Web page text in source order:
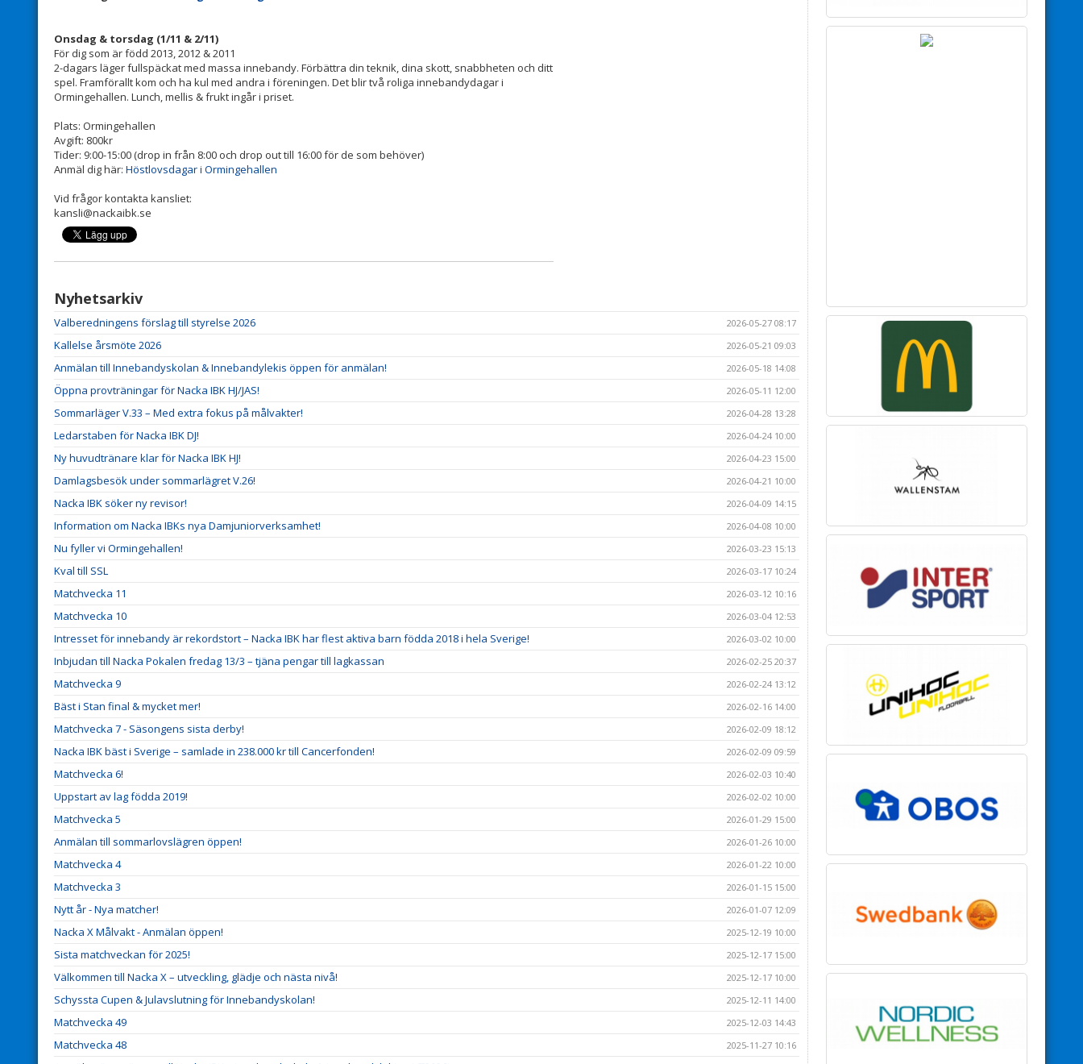
Onsdag & torsdag (1/11 & 2/11)
För dig som är född 2013, 2012 & 2011
2-dagars läger fullspäckat med massa innebandy. Förbättra din teknik, dina skott, snabbheten och ditt
spel. Framförallt kom och ha kul med andra i föreningen. Det blir två roliga innebandydagar i
Ormingehallen. Lunch, mellis & frukt ingår i priset.
Plats: Ormingehallen
Avgift: 800kr
Tider: 9:00-15:00 (drop in från 8:00 och drop out till 16:00 för de som behöver)
Anmäl dig här: Höstlovsdagar i Ormingehallen
Vid frågor kontakta kansliet:
kansli@nackaibk.se
Nyhetsarkiv
Valberedningens förslag till styrelse 2026 2026-05-27 08:17
Kallelse årsmöte 2026 2026-05-21 09:03
Anmälan till Innebandyskolan & Innebandylekis öppen för anmälan! 2026-05-18 14:08
Öppna provträningar för Nacka IBK HJ/JAS! 2026-05-11 12:00
Sommarläger V.33 – Med extra fokus på målvakter! 2026-04-28 13:28
Ledarstaben för Nacka IBK DJ! 2026-04-24 10:00
Ny huvudtränare klar för Nacka IBK HJ! 2026-04-23 15:00
Damlagsbesök under sommarlägret V.26! 2026-04-21 10:00
Nacka IBK söker ny revisor! 2026-04-09 14:15
Information om Nacka IBKs nya Damjuniorverksamhet! 2026-04-08 10:00
Nu fyller vi Ormingehallen! 2026-03-23 15:13
Kval till SSL 2026-03-17 10:24
Matchvecka 11 2026-03-12 10:16
Matchvecka 10 2026-03-04 12:53
Intresset för innebandy är rekordstort – Nacka IBK har flest aktiva barn födda 2018 i hela Sverige! 2026-03-02 10:00
Inbjudan till Nacka Pokalen fredag 13/3 – tjäna pengar till lagkassan 2026-02-25 20:37
Matchvecka 9 2026-02-24 13:12
Bäst i Stan final & mycket mer! 2026-02-16 14:00
Matchvecka 7 - Säsongens sista derby! 2026-02-09 18:12
Nacka IBK bäst i Sverige – samlade in 238.000 kr till Cancerfonden! 2026-02-09 09:59
Matchvecka 6! 2026-02-03 10:40
Uppstart av lag födda 2019! 2026-02-02 10:00
Matchvecka 5 2026-01-29 15:00
Anmälan till sommarlovslägren öppen! 2026-01-26 10:00
Matchvecka 4 2026-01-22 10:00
Matchvecka 3 2026-01-15 15:00
Nytt år - Nya matcher! 2026-01-07 12:09
Nacka X Målvakt - Anmälan öppen! 2025-12-19 10:00
Sista matchveckan för 2025! 2025-12-17 15:00
Välkommen till Nacka X – utveckling, glädje och nästa nivå! 2025-12-17 10:00
Schyssta Cupen & Julavslutning för Innebandyskolan! 2025-12-11 14:00
Matchvecka 49 2025-12-03 14:43
Matchvecka 48 2025-11-27 10:16